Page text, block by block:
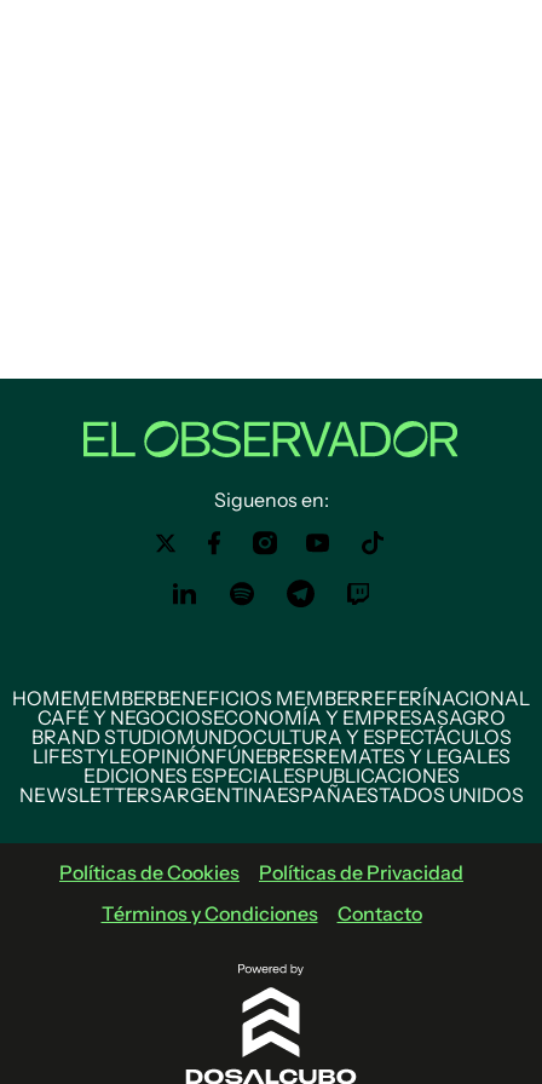
Siguenos en:
HOMEMEMBERBENEFICIOS MEMBERREFERÍNACIONAL
CAFÉ Y NEGOCIOSECONOMÍA Y EMPRESASAGRO
BRAND STUDIOMUNDOCULTURA Y ESPECTÁCULOS
LIFESTYLEOPINIÓNFÚNEBRESREMATES Y LEGALES
EDICIONES ESPECIALESPUBLICACIONES
NEWSLETTERSARGENTINAESPAÑAESTADOS UNIDOS
Políticas de Cookies
Políticas de Privacidad
Términos y Condiciones
Contacto